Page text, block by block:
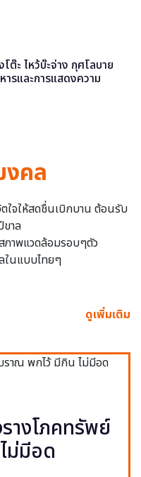
ต๊ะ ไหว้บ๊ะจ่าง กุศโลบาย
ารและการแสดงความ
งคล
ใจให้สดชื่นเบิกบาน ต้อนรับ
ขาล
าพแวดล้อมรอบๆตัว
ในแบบไทยๆ
ดูเพิ่มเติม
างโภคทรัพย์
ม่มีอด